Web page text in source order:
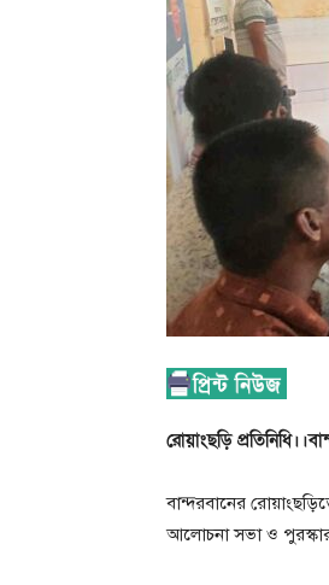
রোয়াংছড়ি
বান্দরবানের
আলোচনা সভা ও